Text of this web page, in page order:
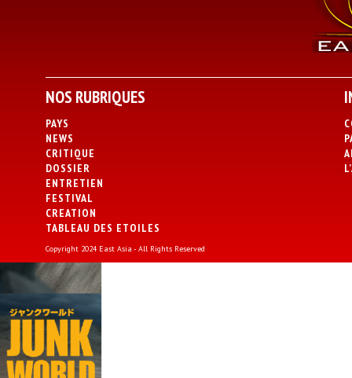
NOS RUBRIQUES
PAYS
NEWS
CRITIQUE
DOSSIER
ENTRETIEN
FESTIVAL
CREATION
TABLEAU DES ETOILES
Copyright 2024 East Asia - All Rights Reserved